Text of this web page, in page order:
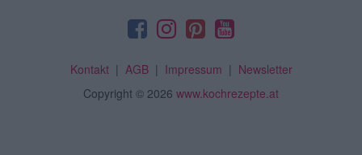
Kontakt| AGB| Impressum | Newsletter
Copyright © 2026 www.kochrezepte.at